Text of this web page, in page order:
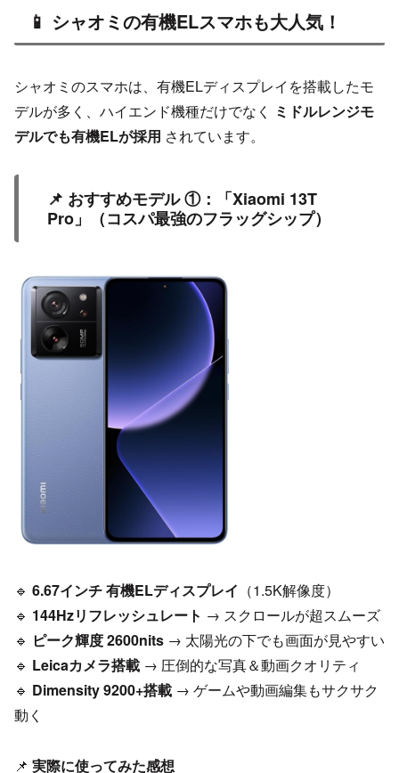
📱 シャオミの有機ELスマホも大人気！
シャオミのスマホは、有機ELディスプレイを搭載したモ
デルが多く、ハイエンド機種だけでなく ミドルレンジモ
デルでも有機ELが採用 されています。
📌 おすすめモデル ①：「Xiaomi 13T
Pro」（コスパ最強のフラッグシップ）
🔹 6.67インチ 有機ELディスプレイ （1.5K解像度）
🔹 144Hzリフレッシュレート → スクロールが超スムーズ
🔹 ピーク輝度 2600nits → 太陽光の下でも画面が見やすい
🔹 Leicaカメラ搭載 → 圧倒的な写真＆動画クオリティ
🔹 Dimensity 9200+搭載 → ゲームや動画編集もサクサク
動く
📌 実際に使ってみた感想